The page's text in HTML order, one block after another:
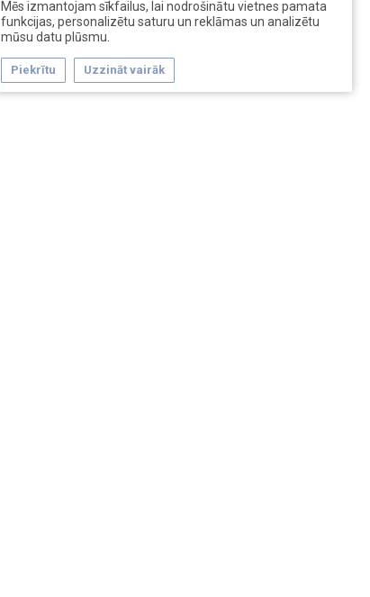
Mēs izmantojam sīkfailus, lai nodrošinātu vietnes pamata
funkcijas, personalizētu saturu un reklāmas un analizētu
mūsu datu plūsmu.
Piekrītu Uzzināt vairāk